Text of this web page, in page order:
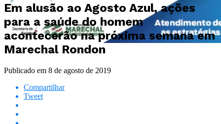
Em alusão ao Agosto Azul, ações
para a saúde do homem
acontecerão na próxima semana em
Marechal Rondon
Publicado em 8 de agosto de 2019
Compartilhar
Tweet